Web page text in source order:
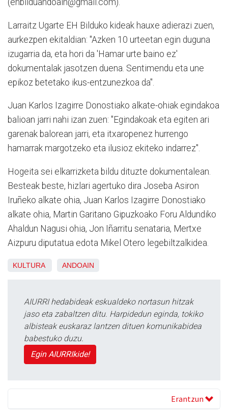
(ehbilduandoain@gmail.com).
Larraitz Ugarte EH Bilduko kideak hauxe adierazi zuen,
aurkezpen ekitaldian: "Azken 10 urteetan egin duguna
izugarria da, eta hori da 'Hamar urte baino ez'
dokumentalak jasotzen duena. Sentimendu eta une
epikoz betetako ikus-entzunezkoa da".
Juan Karlos Izagirre Donostiako alkate-ohiak egindakoa
balioan jarri nahi izan zuen: "Egindakoak eta egiten ari
garenak balorean jarri, eta itxaropenez hurrengo
hamarrak margotzeko eta ilusioz ekiteko indarrez".
Hogeita sei elkarrizketa bildu dituzte dokumentalean.
Besteak beste, hizlari agertuko dira Joseba Asiron
Iruñeko alkate ohia, Juan Karlos Izagirre Donostiako
alkate ohia, Martin Garitano Gipuzkoako Foru Aldundiko
Ahaldun Nagusi ohia, Jon Iñarritu senataria, Mertxe
Aizpuru diputatua edota Mikel Otero legebiltzalkidea.
KULTURA ANDOAIN
AIURRI hedabideak eskualdeko nortasun hitzak
jaso eta zabaltzen ditu. Harpidedun eginda, tokiko
albisteak euskaraz lantzen dituen komunikabidea
babestuko duzu.
Egin AIURRIkide!
Erantzun